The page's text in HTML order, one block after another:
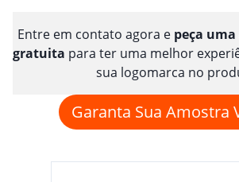
Entre em contato agora e peça
gratuita para ter uma melhor
sua logomarca no
Garanta Sua Amostra